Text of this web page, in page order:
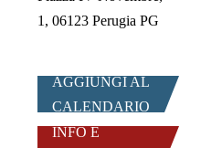
1, 06123 Perugia PG
AGGIUNGI AL
CALENDARIO
INFO E